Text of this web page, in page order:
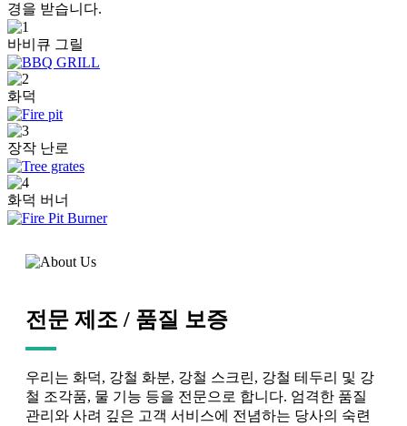
경을 받습니다.
바비큐 그릴
화덕
장작 난로
화덕 버너
전문 제조 / 품질 보증
우리는 화덕, 강철 화분, 강철 스크린, 강철 테두리 및 강
철 조각품, 물 기능 등을 전문으로 합니다. 엄격한 품질
관리와 사려 깊은 고객 서비스에 전념하는 당사의 숙련